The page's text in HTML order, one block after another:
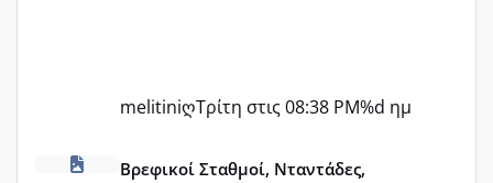
melitiniღΤρίτη στις 08:38 PM%d ημ
ΠΑΙΔΙΚΟΙ ΣΤΑΘΜΟΙ ΜΕ ΕΣΠΑ
Βρεφικοί Σταθμοί, Νταντάδες,